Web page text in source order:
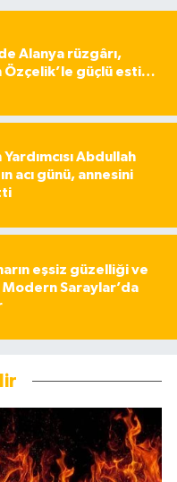
Alanya rüzgârı,
Özçelik’le güçlü esti…
Yardımcısı Abdullah
acı günü, annesini
eşsiz güzelliği ve
Modern Saraylar’da